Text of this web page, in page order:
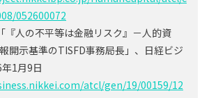
052600072
『人の不平等は金融リスク』－人的資
開示基準のTISFD事務局長」、日経ビジ
1月9日
atcl/gen/19/00159/12